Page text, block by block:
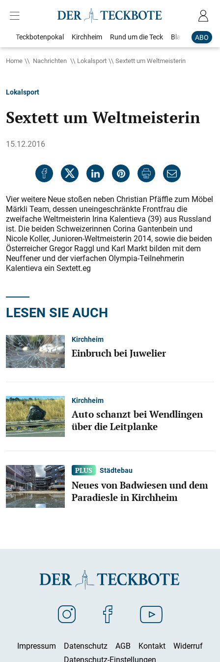
ABO
Teckbotenpokal Kirchheim Rund um die Teck Blaulicht
Home Nachrichten Lokalsport Sextett um Weltmeisterin
Lokalsport
Sextett um Weltmeisterin
15.12.2016
Vier weitere Neue stoßen neben Christian Pfäffle zum Möbel
Märkli Team, dessen uneingeschränkte Frontfrau die
zweifache Weltmeisterin Irina Kalentieva (39) aus Russland
ist. Die beiden Schweizerinnen Corina Gantenbein und
Nicole Koller, Junioren-Weltmeisterin 2014, sowie die beiden
Österreicher Gregor Raggl und Karl Markt bilden mit dem
Neuffener und der vierfachen Olympia-Teilnehmerin
Kalentieva ein Sextett.eg
LESEN SIE AUCH
Kirchheim
Einbruch bei Juwelier
Kirchheim
Auto schanzt bei Wendlingen
über die Leitplanke
Städtebau
Neues von Badwiesen und dem
Paradiesle in Kirchheim
Impressum Datenschutz AGB Kontakt
Widerruf
Datenschutz-Einstellungen